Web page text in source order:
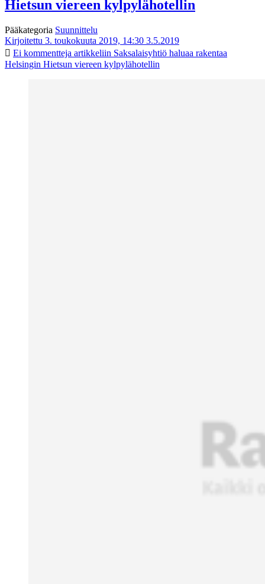
Hietsun viereen kylpylähotellin
Pääkategoria Suunnittelu
Kirjoitettu 3. toukokuuta 2019, 14:30 3.5.2019
Ei kommentteja artikkeliin Saksalaisyhtiö haluaa rakentaa
Helsingin Hietsun viereen kylpylähotellin